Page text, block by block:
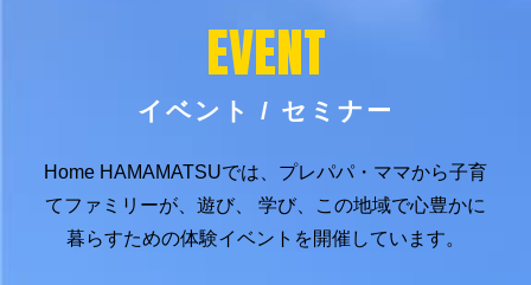
EVENT
イベント / セミナー
Home HAMAMATSUでは、プレパパ・ママから子育
てファミリーが、遊び、
学び、この地域で心豊かに
暮らすための体験イベントを開催しています。